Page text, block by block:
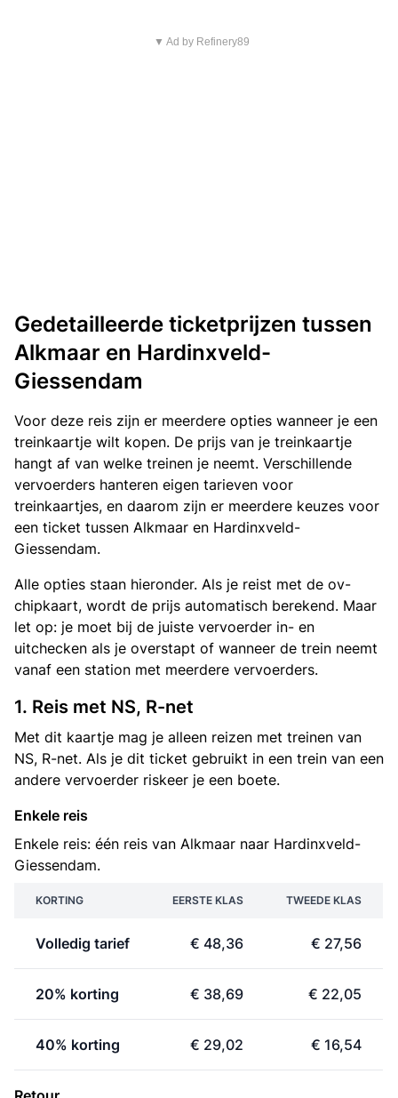
▼ Ad by Refinery89
Gedetailleerde ticketprijzen tussen
Alkmaar en Hardinxveld-
Giessendam
Voor deze reis zijn er meerdere opties wanneer je een
treinkaartje wilt kopen. De prijs van je treinkaartje
hangt af van welke treinen je neemt. Verschillende
vervoerders hanteren eigen tarieven voor
treinkaartjes, en daarom zijn er meerdere keuzes voor
een ticket tussen Alkmaar en Hardinxveld-
Giessendam.
Alle opties staan hieronder. Als je reist met de ov-
chipkaart, wordt de prijs automatisch berekend. Maar
let op: je moet bij de juiste vervoerder in- en
uitchecken als je overstapt of wanneer de trein neemt
vanaf een station met meerdere vervoerders.
1. Reis met NS, R-net
Met dit kaartje mag je alleen reizen met treinen van
NS, R-net. Als je dit ticket gebruikt in een trein van een
andere vervoerder riskeer je een boete.
Enkele reis
Enkele reis: één reis van Alkmaar naar Hardinxveld-
Giessendam.
KORTING EERSTE KLAS TWEEDE KLAS
Volledig tarief € 48,36 € 27,56
20% korting € 38,69 € 22,05
40% korting € 29,02 € 16,54